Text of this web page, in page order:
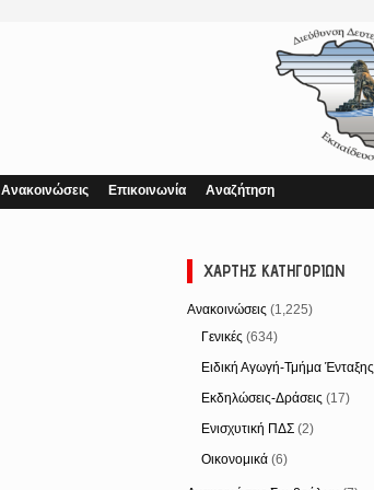
Ανακοινώσεις Επικοινωνία Αναζήτηση
ΧΆΡΤΗΣ ΚΑΤΗΓΟΡΙΏΝ
Ανακοινώσεις (1,225)
Γενικές (634)
Ειδική Αγωγή-Τμήμα Ένταξης
Εκδηλώσεις-Δράσεις (17)
Ενισχυτική ΠΔΣ (2)
Οικονομικά (6)